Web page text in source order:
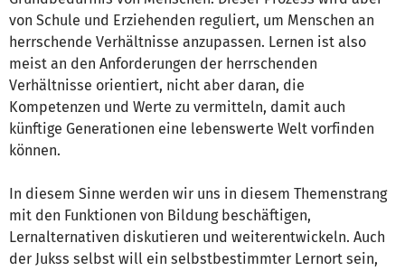
von Schule und Erziehenden reguliert, um Menschen an
herrschende Verhältnisse anzupassen. Lernen ist also
meist an den Anforderungen der herrschenden
Verhältnisse orientiert, nicht aber daran, die
Kompetenzen und Werte zu vermitteln, damit auch
künftige Generationen eine lebenswerte Welt vorfinden
können.
In diesem Sinne werden wir uns in diesem Themenstrang
mit den Funktionen von Bildung beschäftigen,
Lernalternativen diskutieren und weiterentwickeln. Auch
der Jukss selbst will ein selbstbestimmter Lernort sein,